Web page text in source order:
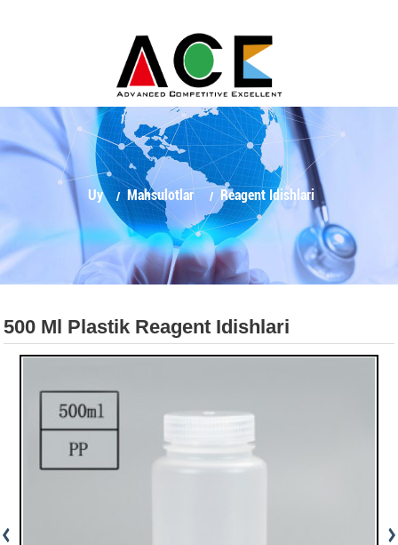
Uy Mahsulotlar Reagent Idishlari
500 Ml Plastik Reagent Idishlari